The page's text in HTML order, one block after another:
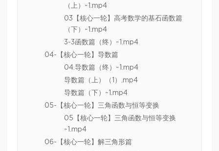
（上）~1.mp4
03【核心一轮】高考数学的基石函数篇
（下）~1.mp4
3-3函数篇（终）~1.mp4
04-【核心一轮】导数篇
04.导数篇（终）~1.mp4
导数篇（上）（1）.mp4
导数篇（下）~1.mp4
05-【核心一轮】三角函数与恒等变换
05【核心一轮】三角函数与恒等变换
~1.mp4
06-【核心一轮】解三角形篇